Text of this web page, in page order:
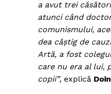
a avut trei
atunci când
comunismului,
dea câştig de
Artă, a fost
care nu era al lui,
copii”, explică